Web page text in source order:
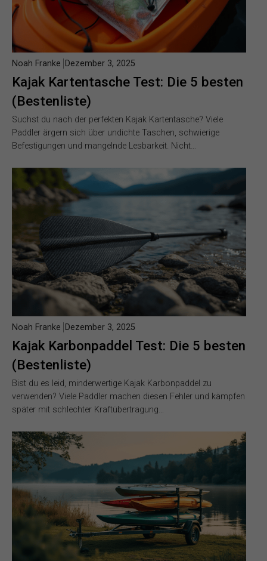
Kajak Kartentasche Test: Die 5 besten
(Bestenliste)
Noah Franke Dezember 3, 2025
Suchst du nach der perfekten Kajak Kartentasche? Viele
Paddler ärgern sich über undichte Taschen, schwierige
Befestigungen und mangelnde Lesbarkeit. Nicht…
Kajak Karbonpaddel Test: Die 5 besten
(Bestenliste)
Noah Franke Dezember 3, 2025
Bist du es leid, minderwertige Kajak Karbonpaddel zu
verwenden? Viele Paddler machen diesen Fehler und kämpfen
später mit schlechter Kraftübertragung…